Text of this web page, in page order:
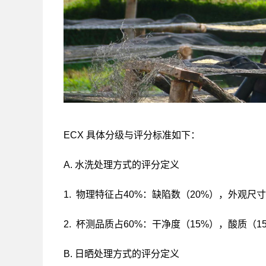
ECX 具体分级与评分标准如下：
A. 水洗处理方式的评分定义
1. 物理特征占40%：缺陷数（20%），外观尺
2. 杯测品质占60%：干净度（15%），酸质（
B. 日晒处理方式的评分定义